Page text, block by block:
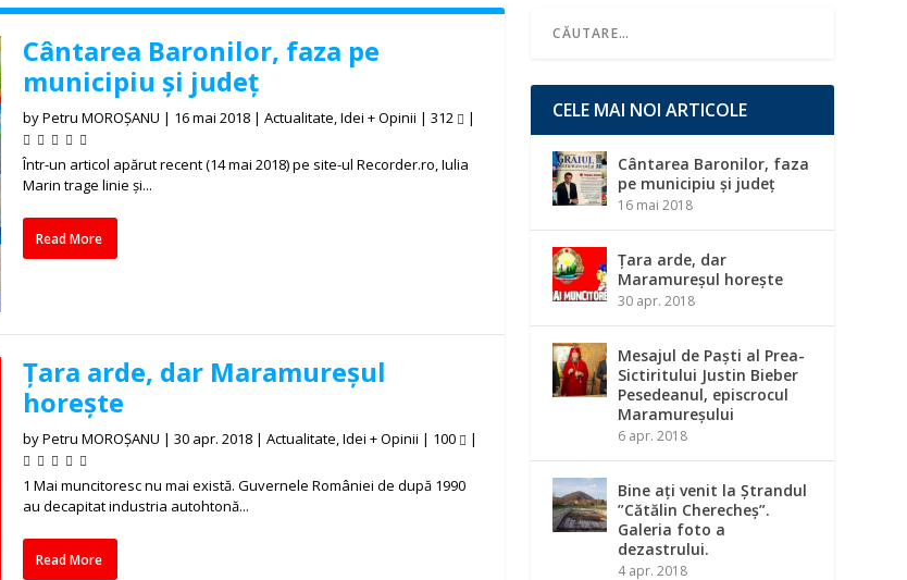
Cântarea Baronilor, faza pe
municipiu și județ
byPetru MOROȘANU | 16 mai 2018| Actualitate,Idei + Opinii | 312 |
Într-un articol apărut recent (14 mai 2018) pe site-ul Recorder.ro, Iulia
Marin trage linie și...
Read More
Țara arde, dar Maramureșul
horește
byPetru MOROȘANU | 30 apr. 2018| Actualitate,Idei + Opinii | 100 |
1 Mai muncitoresc nu mai există. Guvernele României de după 1990
au decapitat industria autohtonă...
Read More
CELE MAI NOI ARTICOLE
Cântarea Baronilor, faza
pe municipiu și județ
16 mai 2018
Țara arde, dar
Maramureșul horește
30 apr. 2018
Mesajul de Paști al Prea-
Sictiritului Justin Bieber
Pesedeanul, episcrocul
Maramureșului
6 apr. 2018
Bine ați venit la Ștrandul
”Cătălin Cherecheș”.
Galeria foto a
dezastrului.
4 apr. 2018